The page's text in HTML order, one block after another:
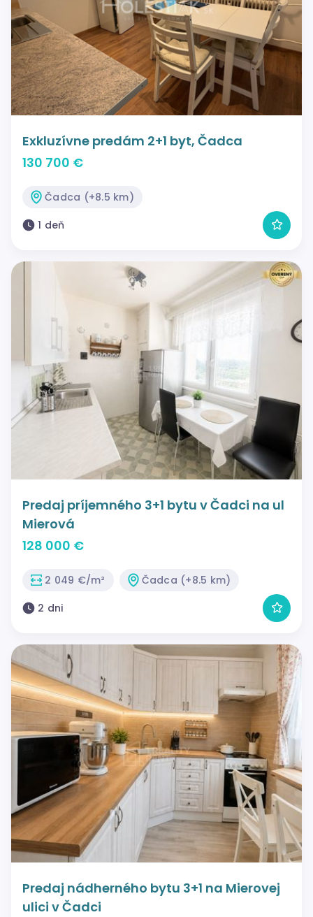
Exkluzívne predám 2+1 byt, Čadca
130 700 €
Čadca (+8.5 km)
1 deň
Predaj príjemného 3+1 bytu v Čadci na ul
Mierová
128 000 €
2 049 €/m²
Čadca (+8.5 km)
2 dni
Predaj nádherného bytu 3+1 na Mierovej
ulici v Čadci